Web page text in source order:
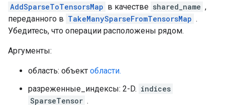
AddSparseToTensorsMap в качестве shared_name ,
переданного в TakeManySparseFromTensorsMap .
Убедитесь, что операции расположены рядом.
Аргументы:
область: объект области.
разреженные_индексы: 2-D. indices
SparseTensor .